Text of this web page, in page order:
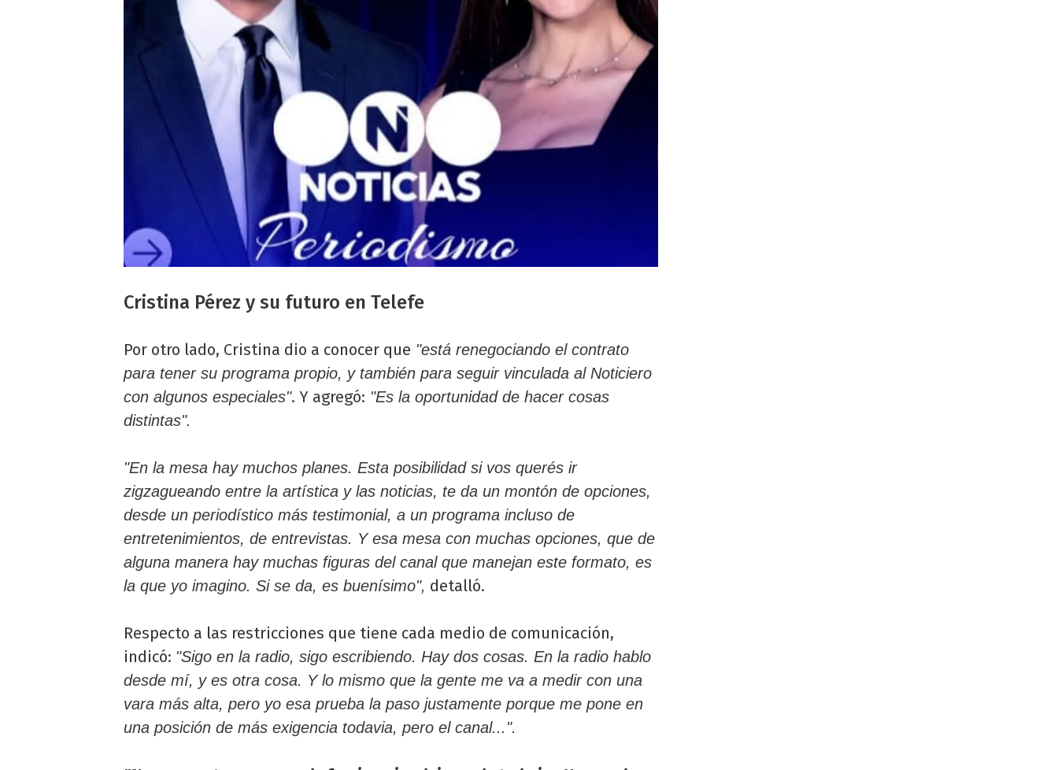
Cristina Pérez y su futuro en Telefe
Por otro lado, Cristina dio a conocer que "está renegociando el contrato
para tener su programa propio, y también para seguir vinculada al Noticiero
con algunos especiales". Y agregó: "Es la oportunidad de hacer cosas
distintas".
"En la mesa hay muchos planes. Esta posibilidad si vos querés ir
zigzagueando entre la artística y las noticias, te da un montón de opciones,
desde un periodístico más testimonial, a un programa incluso de
entretenimientos, de entrevistas. Y esa mesa con muchas opciones, que de
alguna manera hay muchas figuras del canal que manejan este formato, es
la que yo imagino. Si se da, es buenísimo", detalló.
Respecto a las restricciones que tiene cada medio de comunicación,
indicó: "Sigo en la radio, sigo escribiendo. Hay dos cosas. En la radio hablo
desde mí, y es otra cosa. Y lo mismo que la gente me va a medir con una
vara más alta, pero yo esa prueba la paso justamente porque me pone en
una posición de más exigencia todavia, pero el canal...".